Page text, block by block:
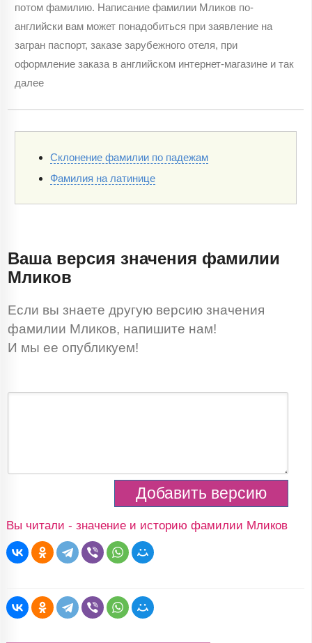
потом фамилию. Написание фамилии Мликов по-
английски вам может понадобиться при заявление на
загран паспорт, заказе зарубежного отеля, при
оформление заказа в английском интернет-магазине и так
далее
Склонение фамилии по падежам
Фамилия на латинице
Ваша версия значения фамилии
Мликов
Если вы знаете другую версию значения
фамилии Мликов, напишите нам!
И мы ее опубликуем!
Вы читали - значение и историю фамилии Мликов